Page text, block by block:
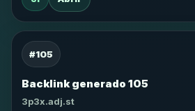
#105
Backlink generado 105
3p3x.adj.st